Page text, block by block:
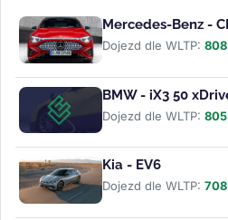
Mercedes-Benz -
Dojezd dle WLTP:
BMW - iX3 50
Dojezd dle WLTP:
Kia - EV6
Dojezd dle WLTP: